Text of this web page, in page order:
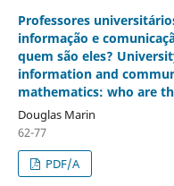
Professores
informação e
quem são eles?
information and
mathematics: who are
Douglas Marin
62-77
PDF/A